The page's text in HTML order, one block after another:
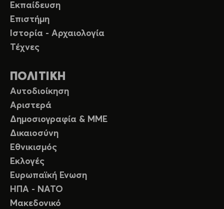
Εκπαίδευση
Επιστήμη
Ιστορία - Αρχαιολογία
Τέχνες
ΠΟΛΙΤΙΚΗ
Αυτοδιοίκηση
Αριστερά
Δημοσιογραφία & ΜΜΕ
Δικαιοσύνη
Εθνικισμός
Εκλογές
Ευρωπαϊκή Ενωση
ΗΠΑ - ΝΑΤΟ
Μακεδονικό